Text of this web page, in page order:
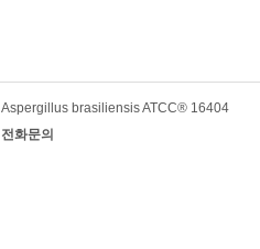
Aspergillus brasiliensis ATCC® 16404
전화문의